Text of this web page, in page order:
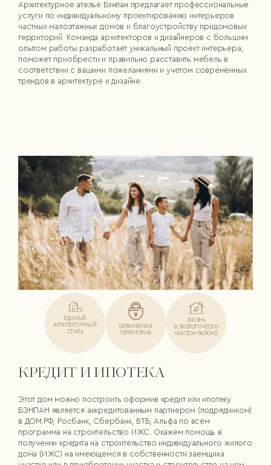
Архитектурное ателье Бэнпан предлагает профессиональные
услуги по индивидуальному проектированию интерьеров
частных малоэтажных домов и благоустройству придомовых
территорий. Команда архитекторов и дизайнеров с большим
опытом работы разработает уникальный проект интерьера,
поможет приобрести и правильно расставить мебель в
соответствии с вашими пожеланиями и учетом современных
трендов в архитектуре и дизайне.
ЕДИНЫЙ
АРХИТЕКТУРНЫЙ
СТИЛЬ
ОХРАНЯЕМАЯ
ТЕРРИТОРИЯ
ЖИЗНЬ
В ЭКОЛОГИЧЕСКИ
ЧИСТОМ РАЙОНЕ
КРЕДИТ И ИПОТЕКА
Этот дом можно построить оформив кредит или ипотеку.
БЭНПАН является аккредитованным партнером (подрядчиком)
в ДОМ.РФ, Росбанк, Сбербанк, ВТБ, Альфа по всем
программа на строительство ИЖС. Окажем помощь в
получении кредита на строительство индивидуального жилого
дома (ИЖС) на имеющемся в собственности заемщика